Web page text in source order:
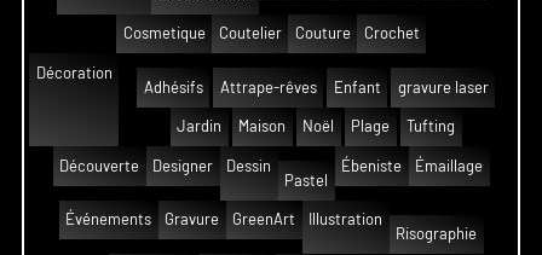
Cosmetique Coutelier Couture Crochet
Décoration
Adhésifs
Attrape-rêves Enfant gravure laser
Jardin Maison Noël Plage Tufting
Découverte Designer
Dessin
Pastel
Ébeniste Émaillage
Événements Gravure GreenArt
Illustration
Risographie